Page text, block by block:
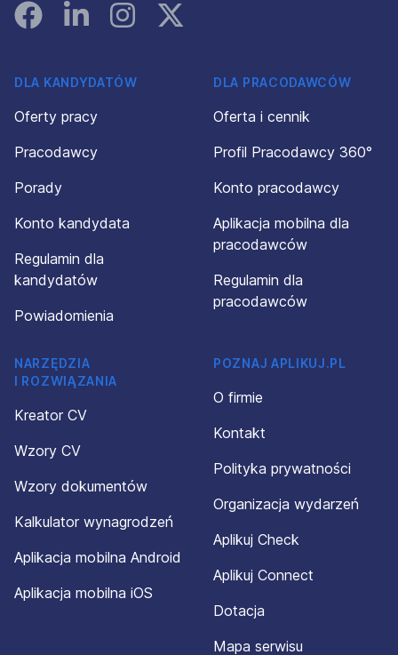
FacebookLinked InInstagramInstagram
DLA KANDYDATÓW
Oferty pracy
Pracodawcy
Porady
Konto kandydata
Regulamin dla
kandydatów
Powiadomienia
DLA PRACODAWCÓW
Oferta i cennik
Profil Pracodawcy 360°
Konto pracodawcy
Aplikacja mobilna dla
pracodawców
Regulamin dla
pracodawców
NARZĘDZIA
I ROZWIĄZANIA
Kreator CV
Wzory CV
Wzory dokumentów
Kalkulator wynagrodzeń
Aplikacja mobilna Android
Aplikacja mobilna iOS
POZNAJ APLIKUJ.PL
O firmie
Kontakt
Polityka prywatności
Organizacja wydarzeń
Aplikuj Check
Aplikuj Connect
Dotacja
Mapa serwisu